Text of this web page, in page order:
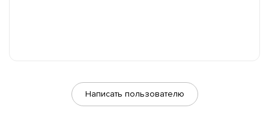
Написать пользователю